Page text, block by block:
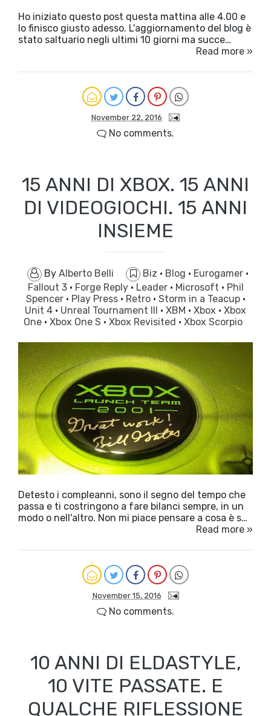
Ho iniziato questo post questa mattina alle 4.00 e
lo finisco giusto adesso. L'aggiornamento del blog è
stato saltuario negli ultimi 10 giorni ma succe…
Read more »
November 22, 2016
No comments.
15 ANNI DI XBOX. 15 ANNI
DI VIDEOGIOCHI. 15 ANNI
INSIEME
By Alberto Belli Biz · Blog · Eurogamer ·
Fallout 3 · Forge Reply · Leader · Microsoft · Phil
Spencer · Play Press · Retro · Storm in a Teacup ·
Unit 4 · Unreal Tournament III · XBM · Xbox · Xbox
One · Xbox One S · Xbox Revisited · Xbox Scorpio
Detesto i compleanni, sono il segno del tempo che
passa e ti costringono a fare bilanci sempre, in un
modo o nell'altro. Non mi piace pensare a cosa è s…
Read more »
November 15, 2016
No comments.
10 ANNI DI ELDASTYLE,
10 VITE PASSATE. E
QUALCHE RIFLESSIONE